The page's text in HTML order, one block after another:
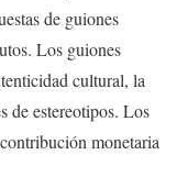
de guiones
Los guiones
cultural, la
de estereotipos. Los
monetaria